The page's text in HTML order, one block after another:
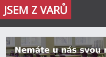
JSEM Z VARŮ